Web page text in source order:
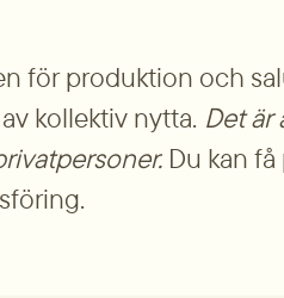
för produktion och
kollektiv nytta. Det är
Du kan